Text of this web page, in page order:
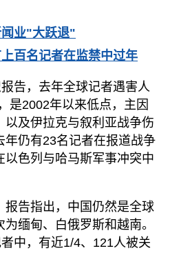
业"大跃退"
百名记者在监禁中过年
告，去年全球记者遇害人
是2002年以来低点，主因
以及伊拉克与叙利亚战争伤
年仍有23名记者在报道战争
以色列与哈马斯军事冲突中
报告指出，中国仍然是全球
缅甸、白俄罗斯和越南。
中，有近1/4、121人被关